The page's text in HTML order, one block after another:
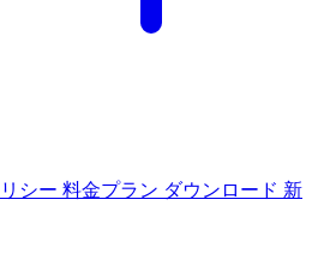
シー 料金プラン ダウンロード 新